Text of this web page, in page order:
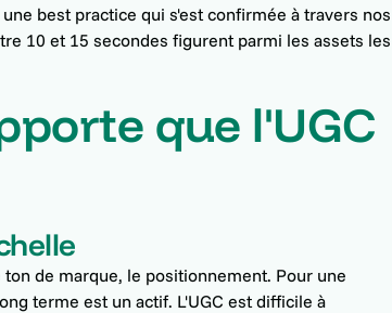
best practice qui s'est confirmée à travers nos
10 et 15 secondes figurent parmi les assets les
que l'UGC
de marque, le positionnement. Pour une
terme est un actif. L'UGC est difficile à